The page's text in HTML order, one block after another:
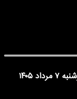
فوری | ادارات تهران فردا چهارشنبه ۷ مرداد ۱۴۰۵